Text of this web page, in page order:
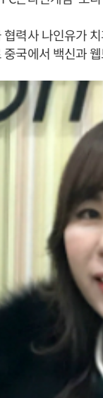
력사 나인유가
국에서 백신과